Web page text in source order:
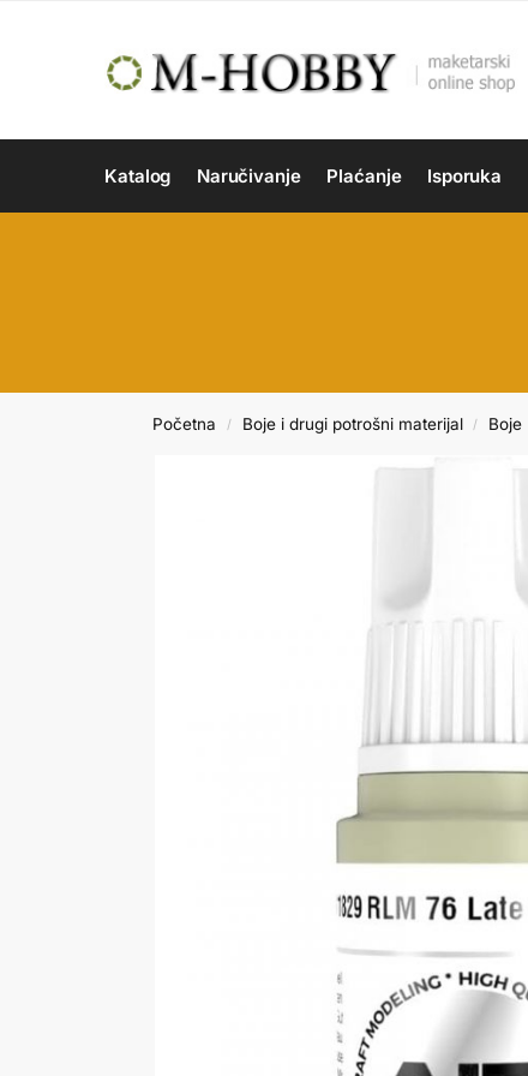
Katalog Naručivanje Plaćanje Isporuka
Početna / Boje i drugi potrošni materijal / Boje